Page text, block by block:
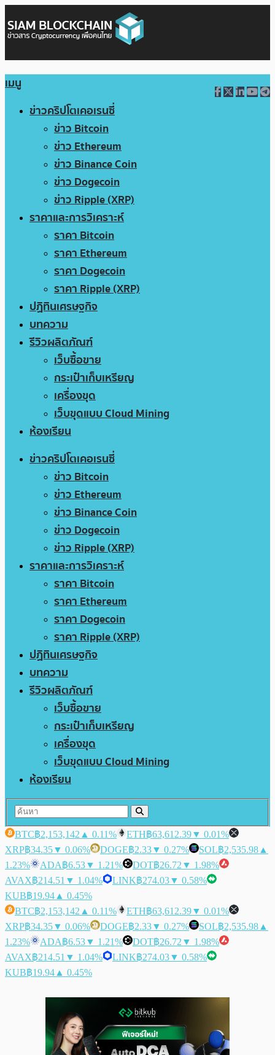
เมนู
ข่าวคริปโตเคอเรนซี่
ข่าว Bitcoin
ข่าว Ethereum
ข่าว Binance Coin
ข่าว Dogecoin
ข่าว Ripple (XRP)
ราคาและการวิเคราะห์
ราคา Bitcoin
ราคา Ethereum
ราคา Dogecoin
ราคา Ripple (XRP)
ปฏิทินเศรษฐกิจ
บทความ
รีวิวผลิตภัณฑ์
เว็บซื้อขาย
กระเป๋าเก็บเหรียญ
เครื่องขุด
เว็บขุดแบบ Cloud Mining
ห้องเรียน
ข่าวคริปโตเคอเรนซี่
ข่าว Bitcoin
ข่าว Ethereum
ข่าว Binance Coin
ข่าว Dogecoin
ข่าว Ripple (XRP)
ราคาและการวิเคราะห์
ราคา Bitcoin
ราคา Ethereum
ราคา Dogecoin
ราคา Ripple (XRP)
ปฏิทินเศรษฐกิจ
บทความ
รีวิวผลิตภัณฑ์
เว็บซื้อขาย
กระเป๋าเก็บเหรียญ
เครื่องขุด
เว็บขุดแบบ Cloud Mining
ห้องเรียน
BTC฿2,153,142 ▲ 0.11% ETH฿63,612.39▼ 0.01%
XRP฿34.35▼ 0.06% DOGE฿2.33▼ 0.27% SOL฿2,535.98 ▲
1.23%
ADA฿6.53▼ 1.21% DOT฿26.72 ▼ 1.98%
AVAX฿214.51 ▼ 1.04% LINK฿274.03▼ 0.58%
KUB฿19.94 ▲ 0.45%
BTC฿2,153,142 ▲ 0.11% ETH฿63,612.39▼ 0.01%
XRP฿34.35▼ 0.06% DOGE฿2.33▼ 0.27% SOL฿2,535.98 ▲
1.23%
ADA฿6.53▼ 1.21% DOT฿26.72 ▼ 1.98%
AVAX฿214.51 ▼ 1.04% LINK฿274.03▼ 0.58%
KUB฿19.94 ▲ 0.45%